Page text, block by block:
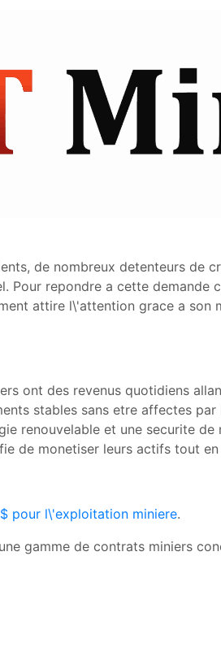
de nombreux detenteurs de
repondre a cette demande
attire l\'attention grace a son
ont des revenus quotidiens
stables sans etre affectes
renouvelable et une securite
de monetiser leurs actifs tout
pour l\'exploitation miniere.
gamme de contrats miniers